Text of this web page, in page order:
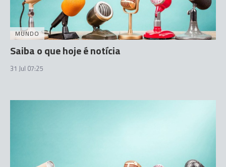
MUNDO
Saiba o que hoje é notícia
31 Jul 07:25